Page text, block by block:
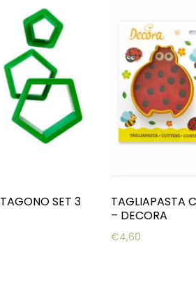
SET 3
TAGLIAPASTA
– DECORA
€4,60